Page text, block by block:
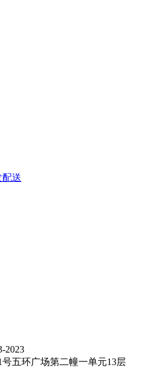
配送
2023
五环广场第二幢一单元13层